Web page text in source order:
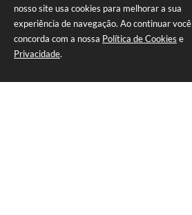
nosso site usa cookies para melhorar a sua
experiência de navegação. Ao continuar você
concorda com a nossa Política de Cookies e
Privacidade.